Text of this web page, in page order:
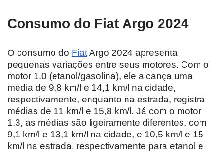
Consumo do Fiat Argo 2024
O consumo do FiatArgo 2024 apresenta
pequenas variações entre seus motores. Com o
motor 1.0 (etanol/gasolina), ele alcança uma
média de 9,8 km/l e 14,1 km/l na cidade,
respectivamente, enquanto na estrada, registra
médias de 11 km/l e 15,8 km/l. Já com o motor
1.3, as médias são ligeiramente diferentes, com
9,1 km/l e 13,1 km/l na cidade, e 10,5 km/l e 15
km/l na estrada, respectivamente para etanol e